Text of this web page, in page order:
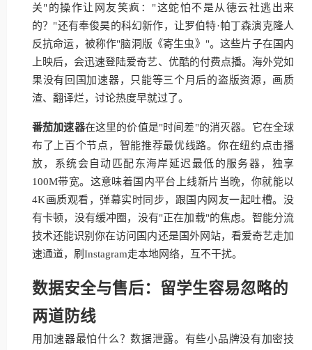
关"的操作让网友笑疯："这蛇怕不是从德云社逃出来
的？"还有奉俊昊的科幻新作，让罗伯特·帕丁森演克隆人
反抗命运，被称作"脑洞版《寄生虫》"。这些片子在国内
上映后，会迅速登陆爱奇艺、优酷的付费点播。海外党如
果没有回国加速器，只能等三个月后的盗版资源，画质
渣、翻译烂，讨论热度早就过了。
番茄加速器在这里的价值是"时间差"的消灭器。它在全球
布了上百个节点，智能推荐最优线路。你在纽约点击播
放，系统会自动匹配东海岸延迟最低的服务器，独享
100M带宽。这意味着国内平台上线新片当晚，你就能以
4K画质观看，弹幕实时同步，跟国内网友一起吐槽。没
有卡顿，没有缓冲圈，没有"正在加载"的焦虑。智能分流
技术还能识别你在访问国内还是国外网站，看爱奇艺走加
速通道，刷Instagram走本地网络，互不干扰。
数据安全与售后：留学生容易忽略的
两道防线
用加速器最怕什么？数据泄露。有些小品牌没有加密技